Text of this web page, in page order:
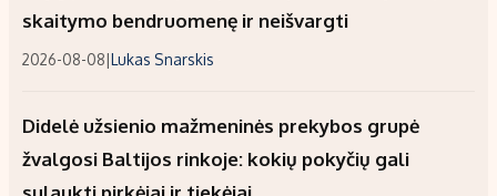
skaitymo bendruomenę ir neišvargti
2026-08-08|Lukas Snarskis
Didelė užsienio mažmeninės prekybos grupė
žvalgosi Baltijos rinkoje: kokių pokyčių gali